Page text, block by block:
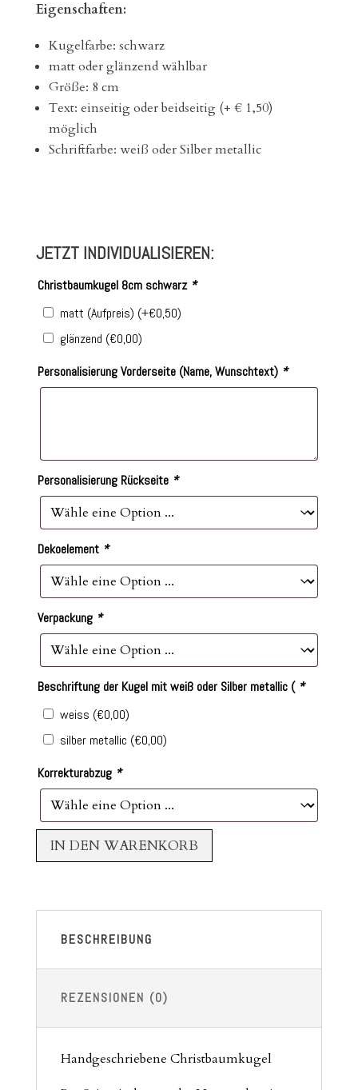
Eigenschaften:
Kugelfarbe: schwarz
matt oder glänzend wählbar
Größe: 8 cm
Text: einseitig oder beidseitig (+ € 1,50)
möglich
Schriftfarbe: weiß oder Silber metallic
JETZT INDIVIDUALISIEREN:
Christbaumkugel 8cm schwarz *
matt (Aufpreis) (+€0,50)
glänzend (€0,00)
Personalisierung Vorderseite (Name, Wunschtext) *
Personalisierung Rückseite *
Dekoelement *
Verpackung *
Beschriftung der Kugel mit weiß oder Silber metallic ( *
weiss (€0,00)
silber metallic (€0,00)
Korrekturabzug *
IN DEN WARENKORB
BESCHREIBUNG
REZENSIONEN (0)
Handgeschriebene Christbaumkugel